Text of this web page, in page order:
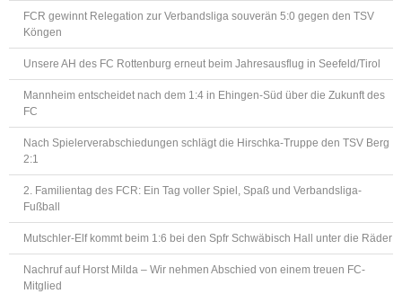
FCR gewinnt Relegation zur Verbandsliga souverän 5:0 gegen den TSV
Köngen
Unsere AH des FC Rottenburg erneut beim Jahresausflug in Seefeld/Tirol
Mannheim entscheidet nach dem 1:4 in Ehingen-Süd über die Zukunft des
FC
Nach Spielerverabschiedungen schlägt die Hirschka-Truppe den TSV Berg
2:1
2. Familientag des FCR: Ein Tag voller Spiel, Spaß und Verbandsliga-
Fußball
Mutschler-Elf kommt beim 1:6 bei den Spfr Schwäbisch Hall unter die Räder
Nachruf auf Horst Milda – Wir nehmen Abschied von einem treuen FC-
Mitglied